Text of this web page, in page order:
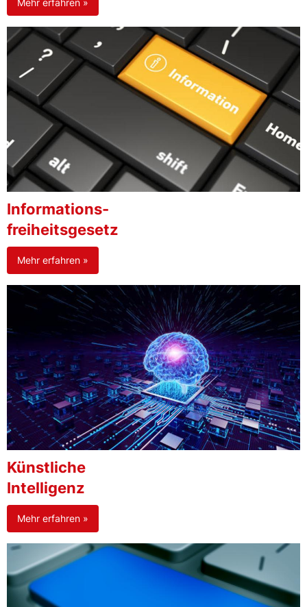
Informations-
freiheitsgesetz
Mehr erfahren »
Künstliche
Intelligenz
Mehr erfahren »